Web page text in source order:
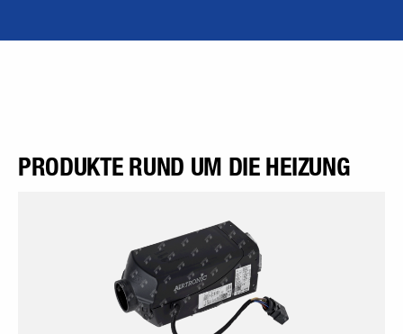
PRODUKTE RUND UM DIE HEIZUNG